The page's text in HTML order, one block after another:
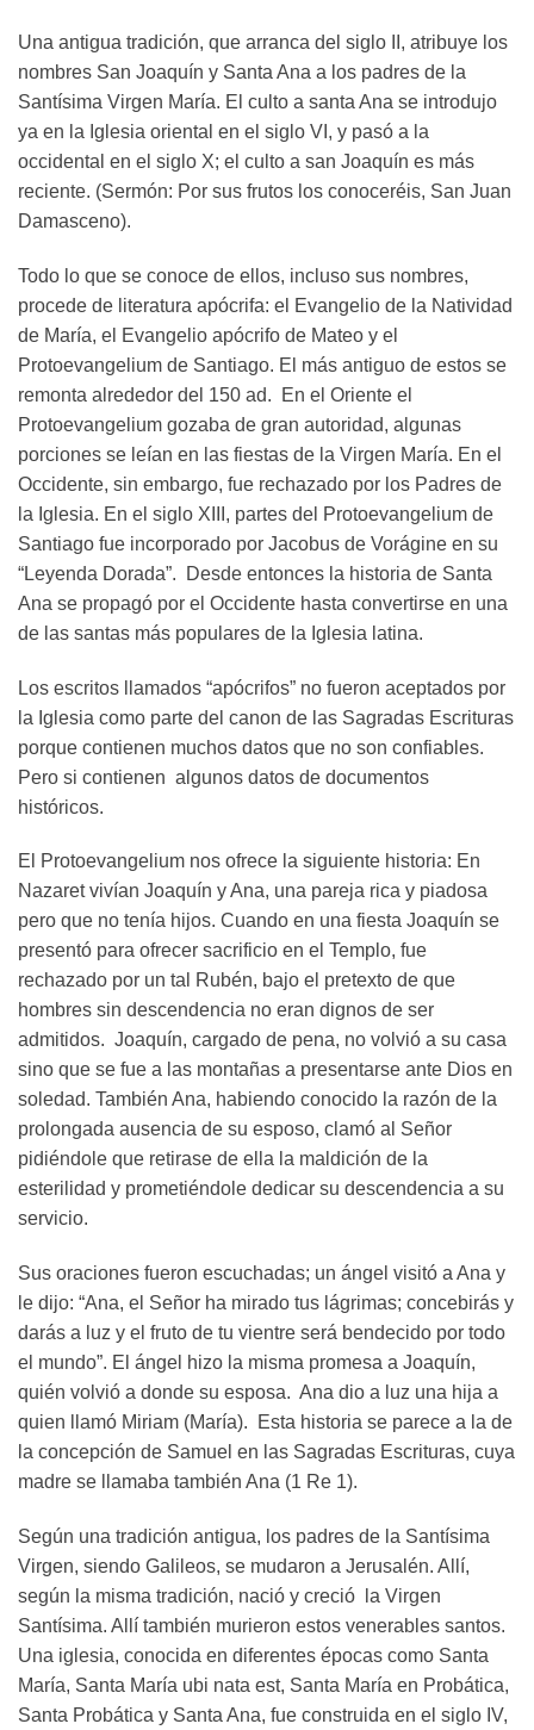
Una antigua tradición, que arranca del siglo II, atribuye los
nombres San Joaquín y Santa Ana a los padres de la
Santísima Virgen María. El culto a santa Ana se introdujo
ya en la Iglesia oriental en el siglo VI, y pasó a la
occidental en el siglo X; el culto a san Joaquín es más
reciente. (Sermón: Por sus frutos los conoceréis, San Juan
Damasceno).
Todo lo que se conoce de ellos, incluso sus nombres,
procede de literatura apócrifa: el Evangelio de la Natividad
de María, el Evangelio apócrifo de Mateo y el
Protoevangelium de Santiago. El más antiguo de estos se
remonta alrededor del 150 ad. En el Oriente el
Protoevangelium gozaba de gran autoridad, algunas
porciones se leían en las fiestas de la Virgen María. En el
Occidente, sin embargo, fue rechazado por los Padres de
la Iglesia. En el siglo XIII, partes del Protoevangelium de
Santiago fue incorporado por Jacobus de Vorágine en su
“Leyenda Dorada”. Desde entonces la historia de Santa
Ana se propagó por el Occidente hasta convertirse en una
de las santas más populares de la Iglesia latina.
Los escritos llamados “apócrifos” no fueron aceptados por
la Iglesia como parte del canon de las Sagradas Escrituras
porque contienen muchos datos que no son confiables.
Pero si contienen algunos datos de documentos
históricos.
El Protoevangelium nos ofrece la siguiente historia: En
Nazaret vivían Joaquín y Ana, una pareja rica y piadosa
pero que no tenía hijos. Cuando en una fiesta Joaquín se
presentó para ofrecer sacrificio en el Templo, fue
rechazado por un tal Rubén, bajo el pretexto de que
hombres sin descendencia no eran dignos de ser
admitidos. Joaquín, cargado de pena, no volvió a su casa
sino que se fue a las montañas a presentarse ante Dios en
soledad. También Ana, habiendo conocido la razón de la
prolongada ausencia de su esposo, clamó al Señor
pidiéndole que retirase de ella la maldición de la
esterilidad y prometiéndole dedicar su descendencia a su
servicio.
Sus oraciones fueron escuchadas; un ángel visitó a Ana y
le dijo: “Ana, el Señor ha mirado tus lágrimas; concebirás y
darás a luz y el fruto de tu vientre será bendecido por todo
el mundo”. El ángel hizo la misma promesa a Joaquín,
quién volvió a donde su esposa. Ana dio a luz una hija a
quien llamó Miriam (María). Esta historia se parece a la de
la concepción de Samuel en las Sagradas Escrituras, cuya
madre se llamaba también Ana (1 Re 1).
Según una tradición antigua, los padres de la Santísima
Virgen, siendo Galileos, se mudaron a Jerusalén. Allí,
según la misma tradición, nació y creció la Virgen
Santísima. Allí también murieron estos venerables santos.
Una iglesia, conocida en diferentes épocas como Santa
María, Santa María ubi nata est, Santa María en Probática,
Santa Probática y Santa Ana, fue construida en el siglo IV,